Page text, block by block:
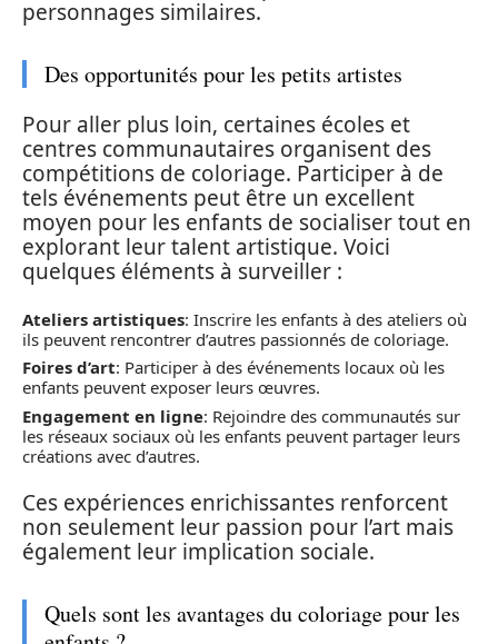
personnages similaires.
Des opportunités pour les petits artistes
Pour aller plus loin, certaines écoles et
centres communautaires organisent des
compétitions de coloriage. Participer à de
tels événements peut être un excellent
moyen pour les enfants de socialiser tout en
explorant leur talent artistique. Voici
quelques éléments à surveiller :
Ateliers artistiques: Inscrire les enfants à des ateliers où
ils peuvent rencontrer d’autres passionnés de coloriage.
Foires d’art: Participer à des événements locaux où les
enfants peuvent exposer leurs œuvres.
Engagement en ligne: Rejoindre des communautés sur
les réseaux sociaux où les enfants peuvent partager leurs
créations avec d’autres.
Ces expériences enrichissantes renforcent
non seulement leur passion pour l’art mais
également leur implication sociale.
Quels sont les avantages du coloriage pour les